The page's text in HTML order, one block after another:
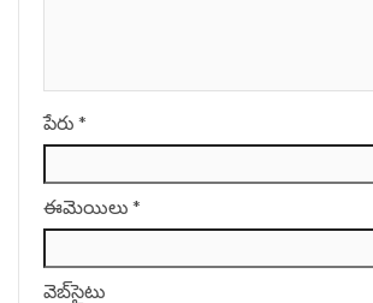
పేరు *
ఈమెయిలు *
వెబ్‌సైటు